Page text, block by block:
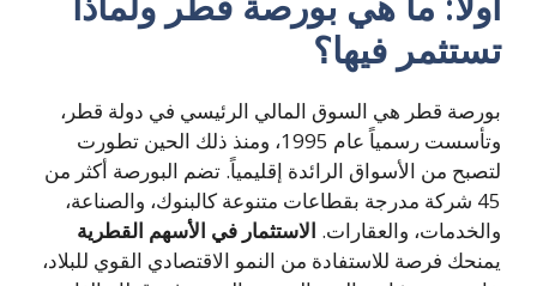
تستثمر فيها؟
بورصة قطر هي السوق المالي الرئيسي في دولة قطر،
وتأسست رسمياً عام 1995، ومنذ ذلك الحين تطورت
لتصبح من الأسواق الرائدة إقليمياً. تضم البورصة أكثر من
45 شركة مدرجة بقطاعات متنوعة كالبنوك، والصناعة،
والخدمات، والعقارات. الاستثمار في الأسهم القطرية
يمنحك فرصة للاستفادة من النمو الاقتصادي القوي للبلاد،